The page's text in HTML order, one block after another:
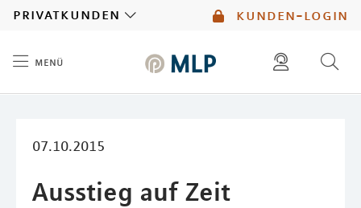
kunden-login
privatkunden
menü
07.10.2015
Ausstieg auf Zeit